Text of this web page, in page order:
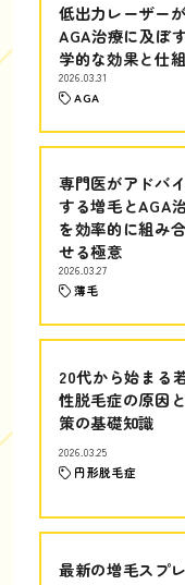
低出力レーザーが
AGA治療に及ぼ
学的な効果と仕
2026.03.31
AGA
専門医がアドバ
する増毛とAGA
を効率的に組み
せる極意
2026.03.27
薄毛
20代から始まる
性脱毛症の原因
策の基礎知識
2026.03.25
円形脱毛症
最新の増毛スプ